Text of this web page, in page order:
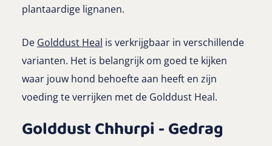
plantaardige lignanen.
De Golddust Heal is verkrijgbaar in verschillende
varianten. Het is belangrijk om goed te kijken
waar jouw hond behoefte aan heeft en zijn
voeding te verrijken met de Golddust Heal.
Golddust Chhurpi - Gedrag